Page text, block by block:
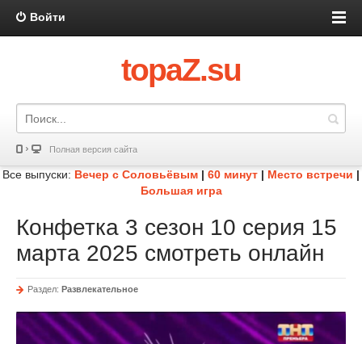
Войти
topaZ.su
Полная версия сайта
Все выпуски: Вечер с Соловьёвым | 60 минут | Место встречи |
Большая игра
Конфетка 3 сезон 10 серия 15
марта 2025 смотреть онлайн
Раздел: Развлекательное